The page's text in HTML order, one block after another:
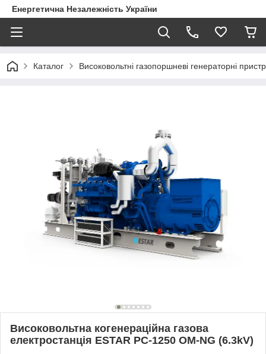
Енергетична Незалежність України
Каталог Високовольтні газопоршневі генераторні
Високовольтна когенераційна газова
електростанція ESTAR PC-1250 OM-NG (6.3kV)